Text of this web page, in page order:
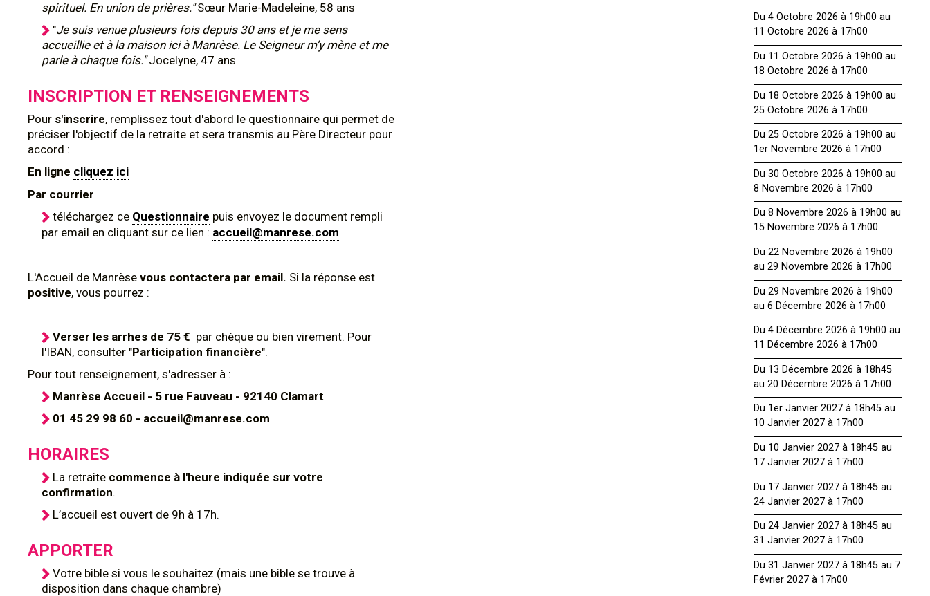
spirituel. En union de prières."Sœur Marie-Madeleine, 58 ans
"Je suis venue plusieurs fois depuis 30 ans et je me sens
accueillie et à la maison ici à Manrèse. Le Seigneur m’y mène et me
parle à chaque fois."Jocelyne, 47 ans
INSCRIPTION ET RENSEIGNEMENTS
Pour s'inscrire, remplissez tout d'abord le questionnaire qui permet de
préciser l'objectif de la retraite et sera transmis au Père Directeur pour
accord :
En ligne cliquez ici
Par courrier
téléchargez ce Questionnaire puis envoyez le document rempli
par email en cliquant sur ce lien : accueil@manrese.com
L'Accueil de Manrèse vous contactera par email. Si la réponse est
positive, vous pourrez :
Verser les arrhes de 75 € par chèque ou bien virement. Pour
l'IBAN, consulter "Participation financière".
Pour tout renseignement, s'adresser à :
Manrèse Accueil - 5 rue Fauveau - 92140 Clamart
01 45 29 98 60 - accueil@manrese.com
HORAIRES
La retraite commence à l'heure indiquée sur votre
confirmation.
L’accueil est ouvert de 9h à 17h.
APPORTER
Votre bible si vous le souhaitez (mais une bible se trouve à
disposition dans chaque chambre)
Du 4 Octobre 2026 à 19h00 au
11 Octobre 2026 à 17h00
Du 11 Octobre 2026 à 19h00 au
18 Octobre 2026 à 17h00
Du 18 Octobre 2026 à 19h00 au
25 Octobre 2026 à 17h00
Du 25 Octobre 2026 à 19h00 au
1er Novembre 2026 à 17h00
Du 30 Octobre 2026 à 19h00 au
8 Novembre 2026 à 17h00
Du 8 Novembre 2026 à 19h00 au
15 Novembre 2026 à 17h00
Du 22 Novembre 2026 à 19h00
au 29 Novembre 2026 à 17h00
Du 29 Novembre 2026 à 19h00
au 6 Décembre 2026 à 17h00
Du 4 Décembre 2026 à 19h00 au
11 Décembre 2026 à 17h00
Du 13 Décembre 2026 à 18h45
au 20 Décembre 2026 à 17h00
Du 1er Janvier 2027 à 18h45 au
10 Janvier 2027 à 17h00
Du 10 Janvier 2027 à 18h45 au
17 Janvier 2027 à 17h00
Du 17 Janvier 2027 à 18h45 au
24 Janvier 2027 à 17h00
Du 24 Janvier 2027 à 18h45 au
31 Janvier 2027 à 17h00
Du 31 Janvier 2027 à 18h45 au 7
Février 2027 à 17h00